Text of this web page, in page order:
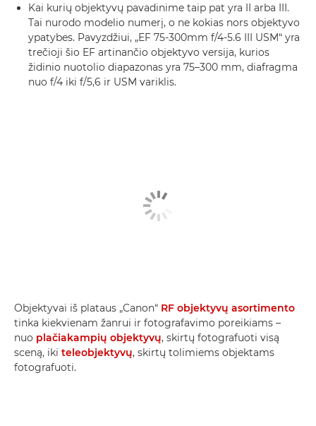
Kai kurių objektyvų pavadinime taip pat yra II arba III.
Tai nurodo modelio numerį, o ne kokias nors objektyvo
ypatybes. Pavyzdžiui, „EF 75-300mm f/4-5.6 III USM“ yra
trečioji šio EF artinančio objektyvo versija, kurios
židinio nuotolio diapazonas yra 75–300 mm, diafragma
nuo f/4 iki f/5,6 ir USM variklis.
Objektyvai iš plataus „Canon“ RF objektyvų asortimento
tinka kiekvienam žanrui ir fotografavimo poreikiams –
nuo plačiakampių objektyvų, skirtų fotografuoti visą
sceną, iki teleobjektyvų, skirtų tolimiems objektams
fotografuoti.